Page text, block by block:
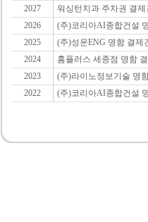
2027
워싱턴치과 주차권 결
2026
(주)코리아AI종합건설
2025
(주)성운ENG 명함 결제
2024
홈플러스 세종점 명함
2023
(주)라이노정보기술 명
2022
(주)코리아AI종합건설